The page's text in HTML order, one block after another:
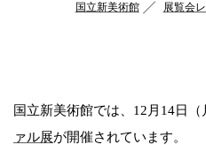
国立新美術館
展覧会
国立新美術館では、12月14日（
ァル展が開催されています。